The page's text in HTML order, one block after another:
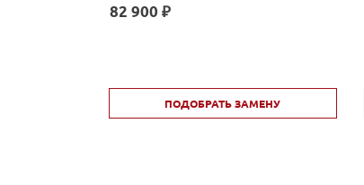
82 900 ₽
ПОДОБРАТЬ ЗАМЕНУ